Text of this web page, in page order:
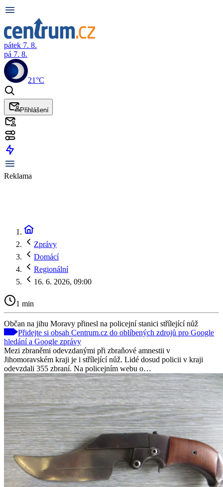
pátek 7. 8.
pá 7. 8.
21°C
Přihlášení
Reklama
Zprávy
Domácí
Regionální
16. 6. 2026, 09:00
1 min
Občan na jihu Moravy přinesl na policejní stanici střílející nůž
Přidejte si obsah Centrum.cz do oblíbených zdrojů pro Google
hledání a Google zprávy
Mezi zbraněmi odevzdanými při zbraňové amnestii v
Jihomoravském kraji je i střílející nůž. Lidé dosud policii v kraji
odevzdali 355 zbraní. Na policejním webu o…